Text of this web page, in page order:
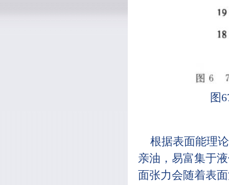
图
根据表面能理
亲油，易富集于
面张力会随着表